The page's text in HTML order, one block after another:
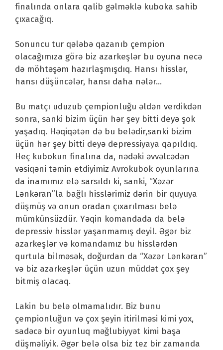
finalında onlara qalib gəlməklə kuboka sahib
çıxacağıq.
Sonuncu tur qələbə qazanıb çempion
olacağımıza görə biz azarkeşlər bu oyuna necə
də möhtəşəm hazırlaşmışdıq. Hansı hisslər,
hansı düşüncələr, hansı daha nələr…
Bu matçı uduzub çempionluğu əldən verdikdən
sonra, sanki bizim üçün hər şey bitti deyə şok
yaşadıq. Həqiqətən də bu belədir,sanki bizim
üçün hər şey bitti deyə depressiyaya qapıldıq.
Heç kubokun finalına da, nədəki əvvəlcədən
vəsiqəni təmin etdiyimiz Avrokubok oyunlarına
da inamımız elə sarsıldı ki, sanki, “Xəzər
Lənkəran”la bağlı hisslərimiz dərin bir quyuya
düşmüş və onun oradan çıxarılması belə
mümkünsüzdür. Yəqin komandada da belə
depressiv hisslər yaşanmamış deyil. Əgər biz
azarkeşlər və komandamız bu hisslərdən
qurtula bilməsək, doğurdan da “Xəzər Lənkəran”
və biz azarkeşlər üçün uzun müddət çox şey
bitmiş olacaq.
Lakin bu belə olmamalıdır. Biz bunu
çempionluğun və çox şeyin itirilməsi kimi yox,
sadəcə bir oyunluq məğlubiyyət kimi başa
düşməliyik. Əgər belə olsa biz tez bir zamanda